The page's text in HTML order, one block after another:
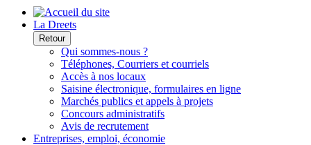
La Dreets
Retour
Qui sommes-nous ?
Téléphones, Courriers et courriels
Accès à nos locaux
Saisine électronique, formulaires en ligne
Marchés publics et appels à projets
Concours administratifs
Avis de recrutement
Entreprises, emploi, économie